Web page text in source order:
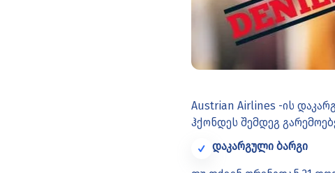
Austrian Airlines -ის
ჰქონდეს შემდეგ
დაკარგული ბარგი